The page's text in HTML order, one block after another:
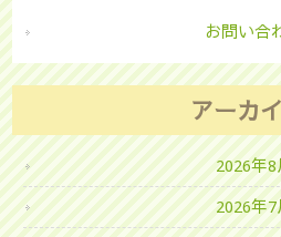
お問い合
アーカ
2026年8
2026年7